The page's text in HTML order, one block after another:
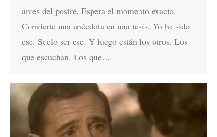
antes del postre. Espera el momento exacto.
Convierte una anécdota en una tesis. Yo he sido
ese. Suelo ser ese. Y luego están los otros. Los
que escuchan. Los que…